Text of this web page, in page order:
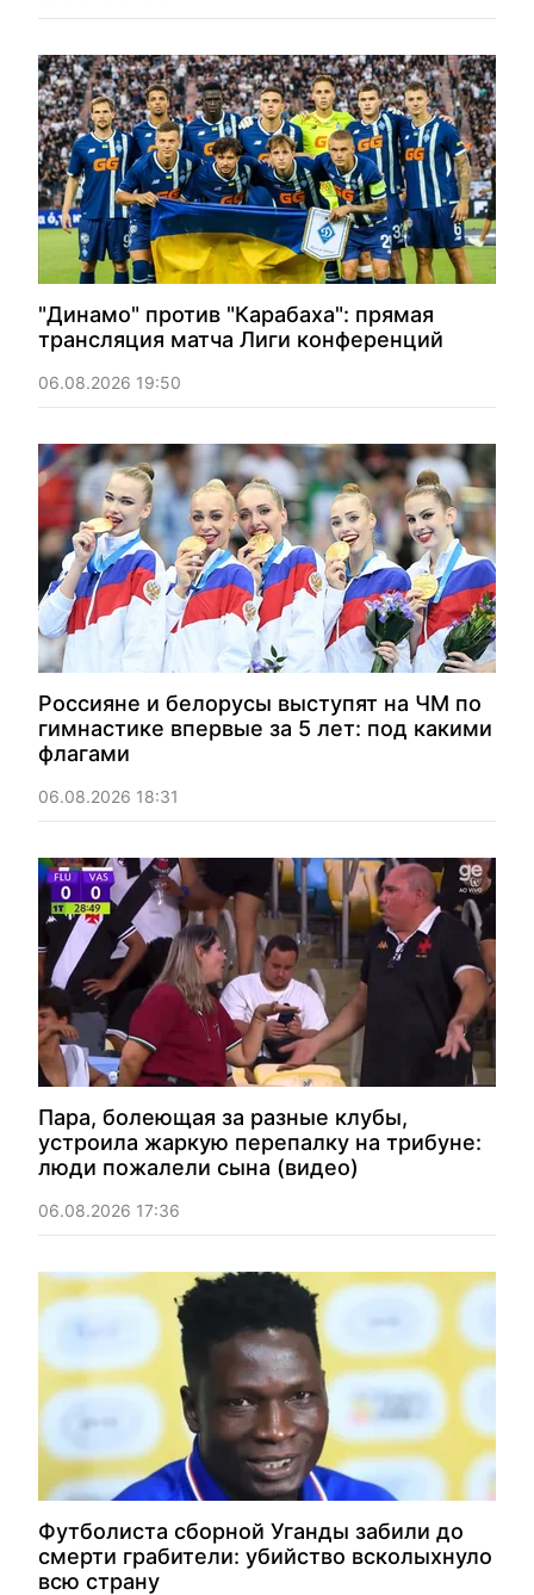
"Динамо" против "Карабаха": прямая
трансляция матча Лиги конференций
06.08.2026 19:50
Россияне и белорусы выступят на ЧМ по
гимнастике впервые за 5 лет: под какими
флагами
06.08.2026 18:31
Пара, болеющая за разные клубы,
устроила жаркую перепалку на трибуне:
люди пожалели сына (видео)
06.08.2026 17:36
Футболиста сборной Уганды забили до
смерти грабители: убийство всколыхнуло
всю страну